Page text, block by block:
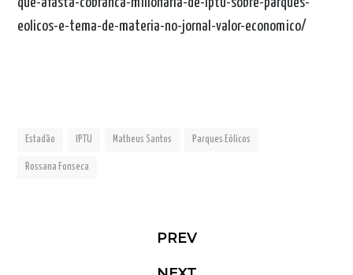
eolicos-e-tema-de-materia-no-jornal-valor-economico/
Estadão IPTU Matheus Santos Parques Eólicos
Rossana Fonseca
PREV